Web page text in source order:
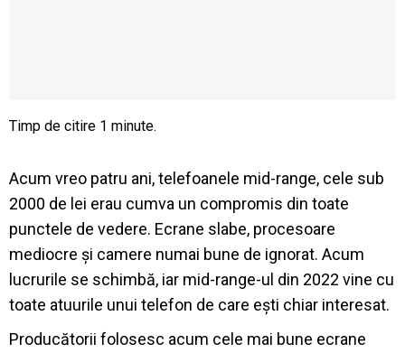
Acum vreo patru ani, telefoanele mid-range, cele sub
2000 de lei erau cumva un compromis din toate
punctele de vedere. Ecrane slabe, procesoare
mediocre și camere numai bune de ignorat. Acum
lucrurile se schimbă, iar mid-range-ul din 2022 vine cu
toate atuurile unui telefon de care ești chiar interesat.
Producătorii folosesc acum cele mai bune ecrane